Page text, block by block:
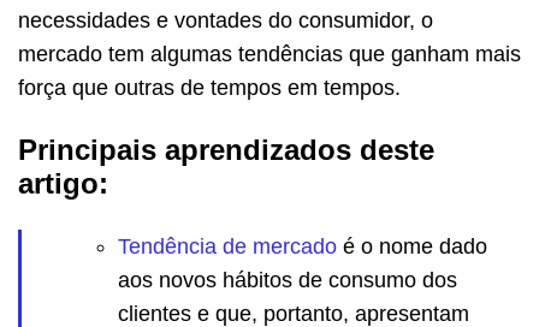
necessidades e vontades do consumidor, o
mercado tem algumas tendências que ganham mais
força que outras de tempos em tempos.
Principais aprendizados deste
artigo:
Tendência de mercado é o nome dado
aos novos hábitos de consumo dos
clientes e que, portanto, apresentam